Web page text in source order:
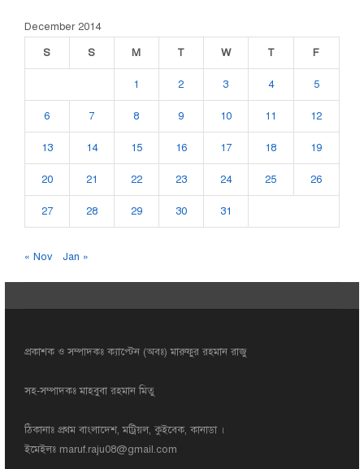
December 2014
S
S M T W T F
1 2 3 4 5
6 7 8 9 10 11 12
13 14 15 16 17 18 19
20 21 22 23 24 25 26
27 28 29 30 31
« Nov Jan »
প্রকাশক ও সম্পাদকঃ ক্যাপ্টেন (অবঃ) মারুফুর রহমান রাজু
সহ-সম্পাদকঃ মাহবুবা রহমান মিতু
ঠিকানাঃ প্রথম বাংলাদেশ, মট্রিয়ল, কুইবেক, কানাডা ।
ইমেইলঃ maruf.raju08@gmail.com